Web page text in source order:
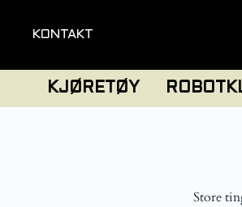
KONTAKT
KJØRETØY
Store